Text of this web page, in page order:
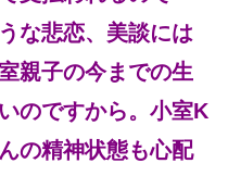
な悲恋、美談には
親子の今までの生
のですから。小室K
の精神状態も心配